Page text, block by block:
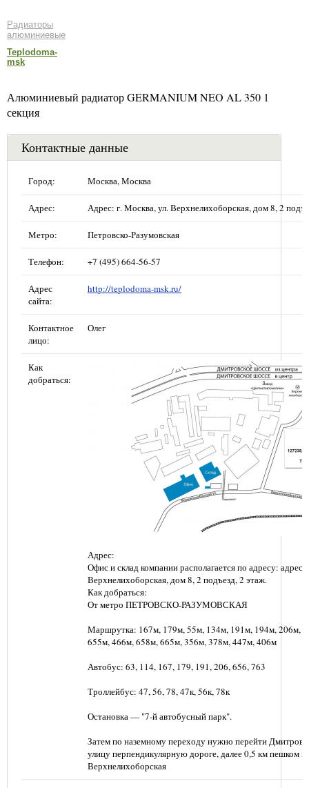
Радиаторы
алюминиевые
Teplodoma-
msk
Алюминиевый радиатор GERMANIUM NEO AL 350 1
секция
Контактные данные
Город: Москва, Москва
Адрес: Адрес: г. Москва, ул. Верхнелихоборская, дом 8, 2
Метро: Петровско-Разумовская
Телефон: +7 (495) 664-56-57
Адрес
сайта:
http://teplodoma-msk.ru/
Контактное
лицо:
Олег
Как
добраться:
Адрес:
Офис и склад компании располагается по адресу: адрес:
Верхнелихоборская, дом 8, 2 подъезд, 2 этаж.
Как добраться:
От метро ПЕТРОВСКО-РАЗУМОВСКАЯ
Маршрутка: 167м, 179м, 55м, 134м, 191м, 194м, 206м,
655м, 466м, 658м, 665м, 356м, 378м, 447м, 406м
Автобус: 63, 114, 167, 179, 191, 206, 656, 763
Троллейбус: 47, 56, 78, 47к, 56к, 78к
Остановка — "7-й автобусный парк".
Затем по наземному переходу нужно перейти
улицу перпендикулярную дороге, далее 0,5 км пешком
Верхнелихоборская